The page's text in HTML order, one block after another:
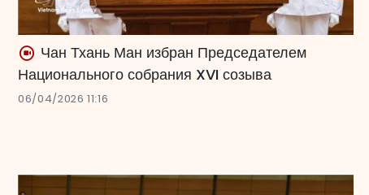
Чан Тхань Ман избран Председателем
Национального собрания XVI созыва
06/04/2026 11:16